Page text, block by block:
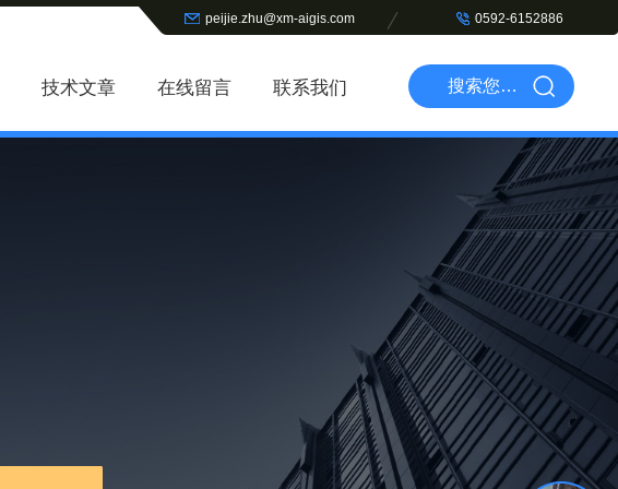
peijie.zhu@xm-aigis.com 0592-6152886
技术文章 在线留言 联系我们